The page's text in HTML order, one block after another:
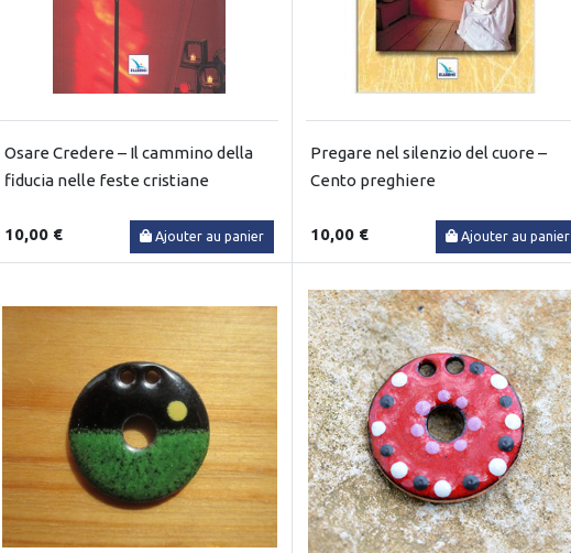
Osare Credere – Il cammino della
fiducia nelle feste cristiane
10,00 € Ajouter au panier
Pregare nel silenzio del cuore –
Cento preghiere
10,00 € Ajouter au panier